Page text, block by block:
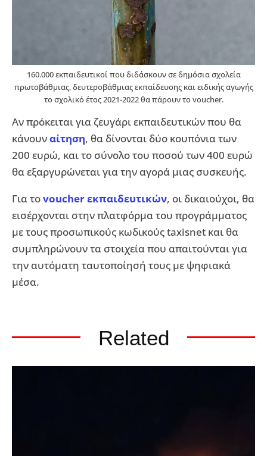
160.000 εκπαιδευτικοί που διδάσκουν σε δημόσια σχολεία
πρωτοβάθμιας, δευτεροβάθμιας εκπαίδευσης και ειδικής αγωγής
το σχολικό έτος 2021-2022 θα πάρουν το voucher.
Αν πρόκειται για ζευγάρι εκπαιδευτικών που θα
κάνουναίτηση, θα δίνονται δύο κουπόνια των
200 ευρώ, και το σύνολο του ποσού των 400 ευρώ
θα εξαργυρώνεται για την αγορά μιας συσκευής.
Για τοvoucher εκπαιδευτικών, οι δικαιούχοι, θα
εισέρχονται στην πλατφόρμα του προγράμματος
με τους προσωπικούς κωδικούς taxisnet και θα
συμπληρώνουν τα στοιχεία που απαιτούνται για
την αυτόματη ταυτοποίησή τους με ψηφιακά
μέσα.
Related